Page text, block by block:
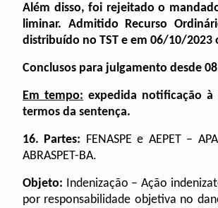
Além disso, foi rejeitado o
liminar. Admitido Recurso
distribuído no TST e em 06/10/
Conclusos para julgamento desde
Em tempo: expedida notificação
termos da sentença.
16. Partes: FENASPE e AEPET –
ABRASPET-BA.
Objeto: Indenização – Ação
por responsabilidade objetiva no